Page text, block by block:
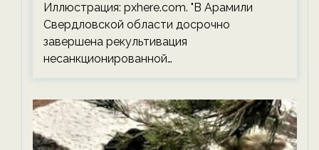
Иллюстрация: pxhere.com. "В Арамили
Свердловской области досрочно
завершена рекультивация
несанкционированной…